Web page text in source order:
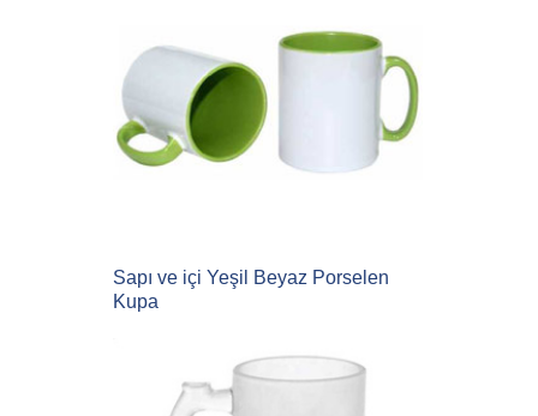
Sapı ve içi Yeşil Beyaz Porselen
Kupa